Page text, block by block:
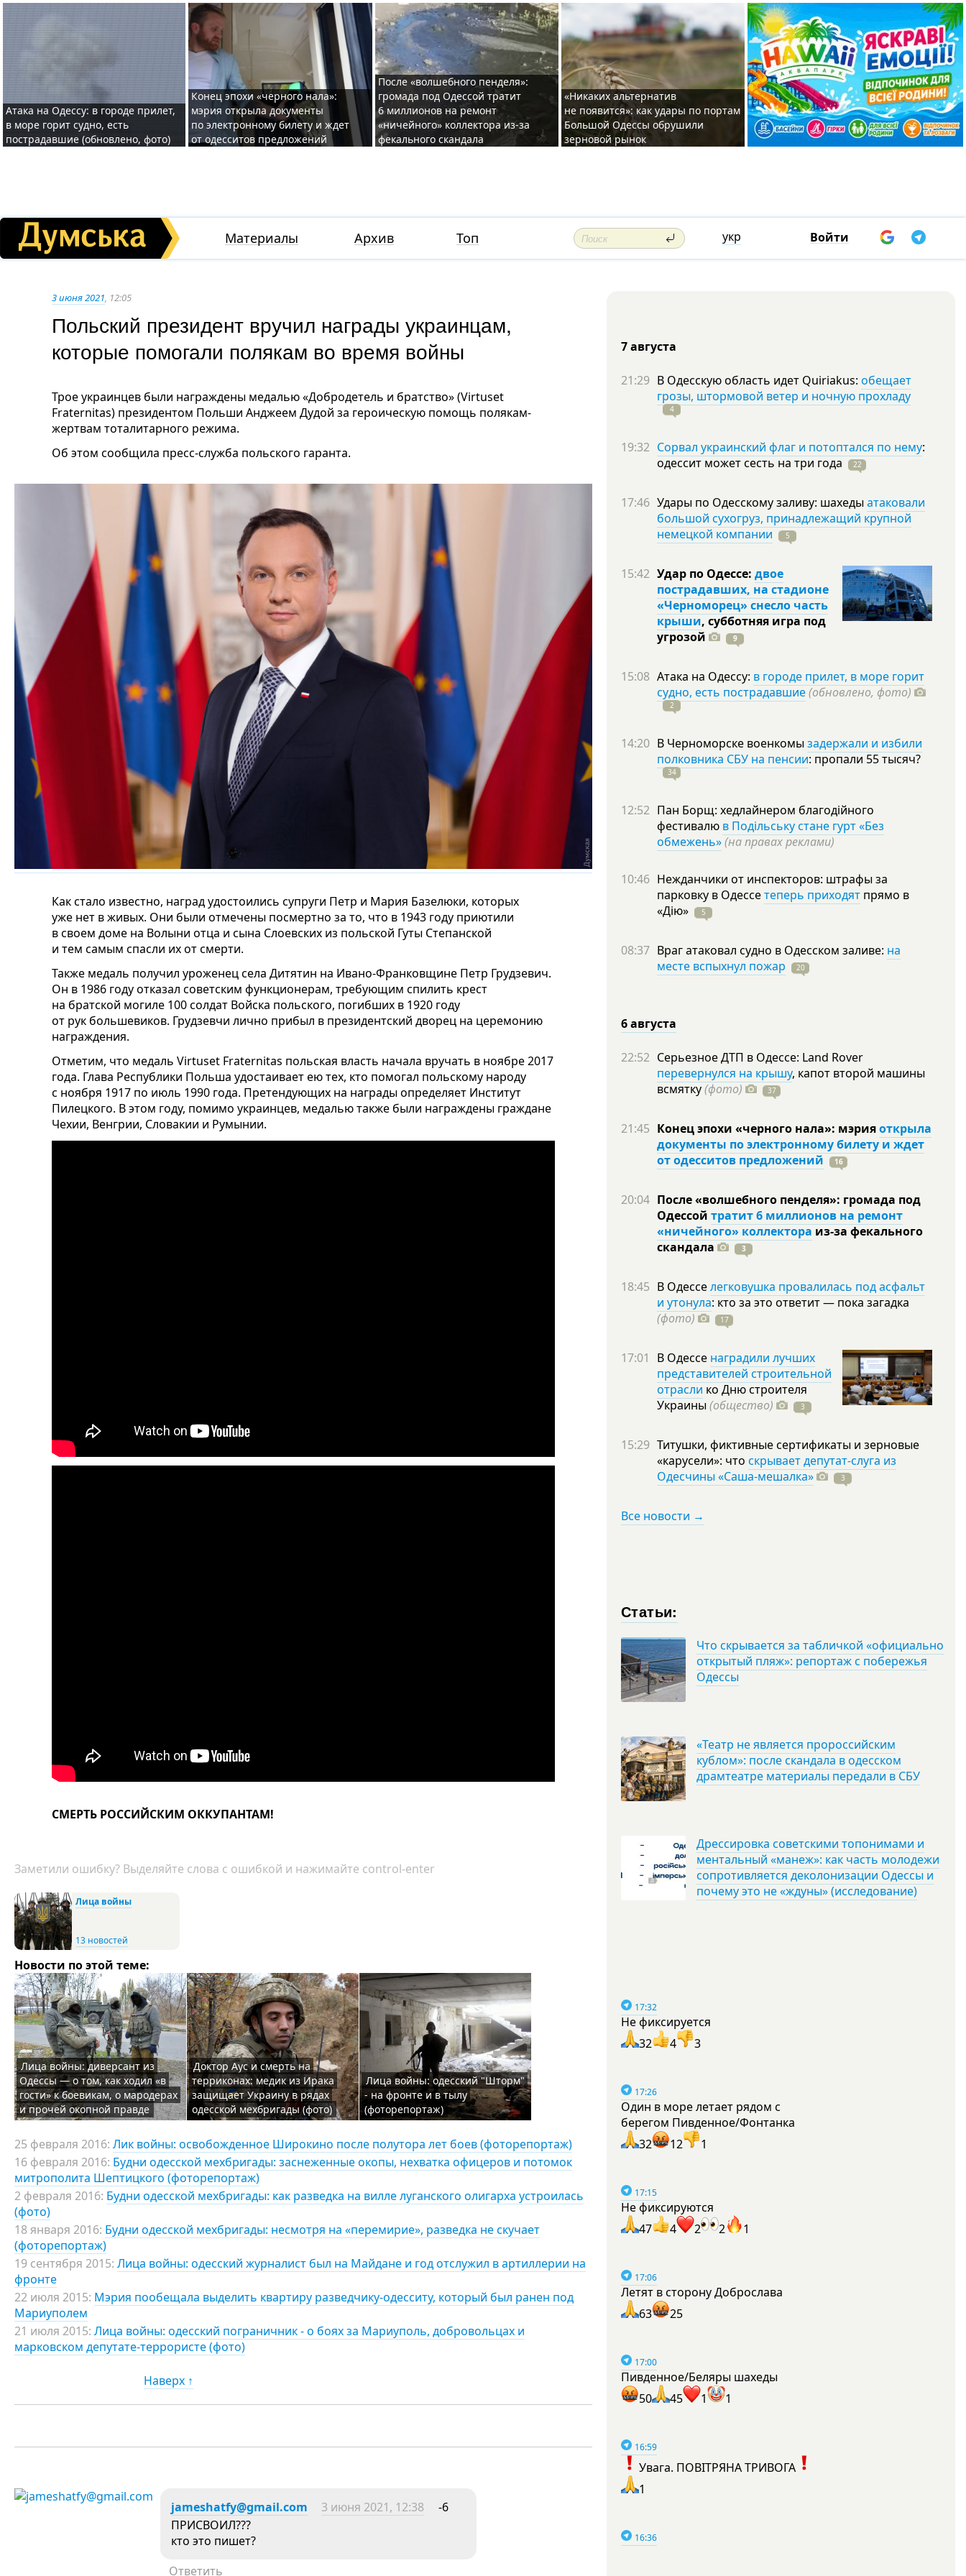
Атака на Одессу: в городе прилет,
в море горит судно, есть
пострадавшие (обновлено, фото)
Конец эпохи «черного нала»:
мэрия открыла документы
по электронному билету и ждет
от одесситов предложений
После «волшебного пенделя»:
громада под Одессой тратит
6 миллионов на ремонт
«ничейного» коллектора из-за
фекального скандала
«Никаких альтернатив
не появится»: как удары по портам
Большой Одессы обрушили
зерновой рынок
Материалы Архив Топ укр Войти
3 июня 2021, 12:05
Польский президент вручил награды украинцам,
которые помогали полякам во время войны
Трое украинцев были награждены медалью «Добродетель и братство» (Virtuset
Fraternitas) президентом Польши Анджеем Дудой за героическую помощь полякам-
жертвам тоталитарного режима.
Об этом сообщила пресс-служба польского гаранта.
Как стало известно, наград удостоились супруги Петр и Мария Базелюки, которых
уже нет в живых. Они были отмечены посмертно за то, что в 1943 году приютили
в своем доме на Волыни отца и сына Слоевских из польской Гуты Степанской
и тем самым спасли их от смерти.
Также медаль получил уроженец села Дитятин на Ивано-Франковщине Петр Грудзевич.
Он в 1986 году отказал советским функционерам, требующим спилить крест
на братской могиле 100 солдат Войска польского, погибших в 1920 году
от рук большевиков. Грудзевчи лично прибыл в президентский дворец на церемонию
награждения.
Отметим, что медаль Virtuset Fraternitas польская власть начала вручать в ноябре 2017
года. Глава Республики Польша удостаивает ею тех, кто помогал польскому народу
с ноября 1917 по июль 1990 года. Претендующих на награды определяет Институт
Пилецкого. В этом году, помимо украинцев, медалью также были награждены граждане
Чехии, Венгрии, Словакии и Румынии.
СМЕРТЬ РОССИЙСКИМ ОККУПАНТАМ!
Заметили ошибку? Выделяйте слова с ошибкой и нажимайте control-enter
Лица войны
13 новостей
Новости по этой теме:
Лица войны: диверсант из
Одессы — о том, как ходил «в
гости» к боевикам, о мародерах
и прочей окопной правде
Доктор Аус и смерть на
терриконах: медик из Ирака
защищает Украину в рядах
одесской мехбригады (фото)
Лица войны: одесский "Шторм"
- на фронте и в тылу
(фоторепортаж)
25 февраля 2016: Лик войны: освобожденное Широкино после полутора лет боев (фоторепортаж)
16 февраля 2016: Будни одесской мехбригады: заснеженные окопы, нехватка офицеров и потомок
митрополита Шептицкого (фоторепортаж)
2 февраля 2016: Будни одесской мехбригады: как разведка на вилле луганского олигарха устроилась
(фото)
18 января 2016: Будни одесской мехбригады: несмотря на «перемирие», разведка не скучает
(фоторепортаж)
19 сентября 2015: Лица войны: одесский журналист был на Майдане и год отслужил в артиллерии на
фронте
22 июля 2015: Мэрия пообещала выделить квартиру разведчику-одесситу, который был ранен под
Мариуполем
21 июля 2015: Лица войны: одесский пограничник - о боях за Мариуполь, добровольцах и
марковском депутате-террористе (фото)
Наверх ↑
jameshatfy@gmail.com 3 июня 2021, 12:38
-6
ПРИСВОИЛ???
кто это пишет?
Ответить
7 августа
21:29 В Одесскую область идет Quiriakus: обещает
грозы, штормовой ветер и ночную прохладу
4
19:32 Сорвал украинский флаг и потоптался по нему:
одессит может сесть на три года 22
17:46 Удары по Одесскому заливу: шахеды атаковали
большой сухогруз, принадлежащий крупной
немецкой компании
5
15:42 Удар по Одессе: двое
пострадавших, на стадионе
«Черноморец» снесло часть
крыши, субботняя игра под
угрозой
9
15:08 Атака на Одессу: в городе прилет, в море горит
судно, есть пострадавшие(обновлено, фото)
2
14:20 В Черноморске военкомы задержали и избили
полковника СБУ на пенсии: пропали 55тысяч?
34
12:52 Пан Борщ: хедлайнером благодійного
фестивалю в Подільську стане гурт «Без
обмежень»(на правах реклами)
10:46 Нежданчики от инспекторов: штрафы за
парковку в Одессетеперь приходят прямо в
«Дію»
5
08:37 Враг атаковал судно в Одесском заливе: на
месте вспыхнул пожар
20
6 августа
22:52 Серьезное ДТП в Одессе: Land Rover
перевернулся на крышу, капот второй машины
всмятку(фото) 37
21:45 Конец эпохи «черного нала»: мэрияоткрыла
документы по электронному билету и ждет
от одесситов предложений
16
20:04 После «волшебного пенделя»: громада под
Одессой тратит 6 миллионов на ремонт
«ничейного» коллектора из-за фекального
скандала
3
18:45 В Одесселегковушка провалилась под асфальт
и утонула: кто за это ответит — пока загадка
(фото)
17
17:01 В Одессе наградили лучших
представителей строительной
отрасли ко Дню строителя
Украины (общество) 3
15:29 Титушки, фиктивные сертификаты и зерновые
«карусели»: что скрывает депутат-слуга из
Одесчины «Саша-мешалка»
3
Все новости →
Статьи:
Что скрывается за табличкой «официально
открытый пляж»: репортаж с побережья
Одессы
«Театр не является пророссийским
кублом»: после скандала в одесском
драмтеатре материалы передали в СБУ
Дрессировка советскими топонимами и
ментальный «манеж»: как часть молодежи
сопротивляется деколонизации Одессы и
почему это не «ждуны» (исследование)
17:32
Не фиксируется
32
4 3
17:26
Один в море летает рядом с
берегом Пивденное/Фонтанка
32
12 1
17:15
Не фиксируются
47
4 2 2 1
17:06
Летят в сторону Доброслава
63
25
17:00
Пивденное/Беляры шахеды
50
45 1 1
16:59
Увага. ПОВІТРЯНА ТРИВОГА
1
16:36